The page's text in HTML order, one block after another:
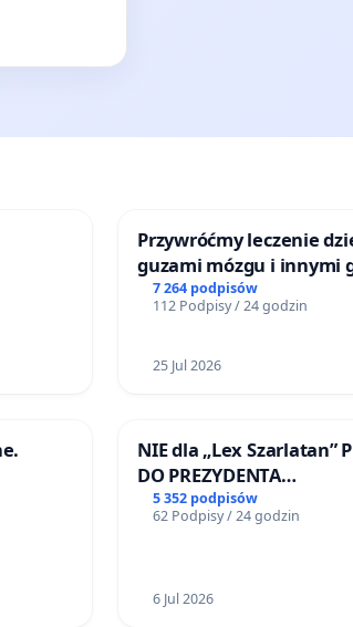
Przywróćmy leczenie
guzami mózgu i innymi
litymi do Górnośląskiego
Centrum Zdrowia
7 264 podpisów
112 Podpisy / 24 godzin
25 Jul 2026
NIE dla „Lex Szarlatan”
DO PREZYDENTA
RZECZYPOSPOLITEJ
5 352 podpisów
62 Podpisy / 24 godzin
6 Jul 2026